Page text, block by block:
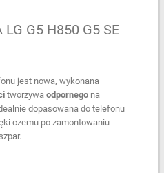
LG G5 H850 G5 SE
jest nowa, wykonana
tworzywa odpornegona
dopasowana do telefonu
czemu po zamontowaniu